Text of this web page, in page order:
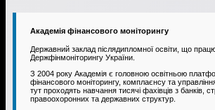
Академія фінансового моніторингу
Державний заклад післядипломної освіти, що
Держфінмоніторингу України.
З 2004 року Академія є головною освітньою
фінансового моніторингу, комплаєнсу та
тут проходять навчання тисячі фахівців з банків,
правоохоронних та державних структур.